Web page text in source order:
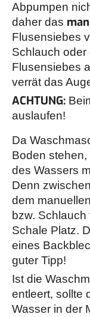
Abpumpen
daher das
Flusensiebes
Schlauch
Flusensiebes
verrät das
ACHTUNG:
auslaufen!
Da
Boden
des Wassers
Denn
dem
bzw.
Schale Platz.
eines
guter Tipp!
Ist die
entleert, sollte
Wasser in der